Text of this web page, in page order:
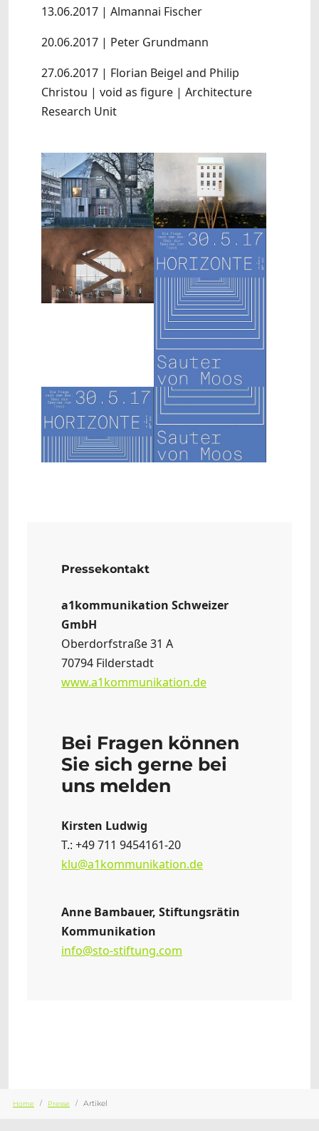
13.06.2017 | Almannai Fischer
20.06.2017 | Peter Grundmann
27.06.2017 | Florian Beigel and Philip
Christou | void as figure | Architecture
Research Unit
Show larger version Show larger version
Show larger version Show larger version
Show larger version Show larger version
Pressekontakt
a1kommunikation Schweizer
GmbH
Oberdorfstraße 31 A
70794 Filderstadt
www.a1kommunikation.de
Bei Fragen können
Sie sich gerne bei
uns melden
Kirsten Ludwig
T.: +49 711 9454161-20
klu@a1kommunikation.de
Anne Bambauer, Stiftungsrätin
Kommunikation
info@sto-stiftung.com
Home Presse Artikel